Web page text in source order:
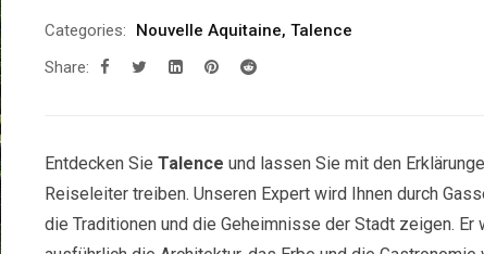
bis
Categories: Nouvelle Aquitaine, Talence
Share:
Entdecken Sie Talence und lassen Sie mit den
Reiseleiter treiben. Unseren Expert wird Ihnen durch
die Traditionen und die Geheimnisse der Stadt zeigen. Er